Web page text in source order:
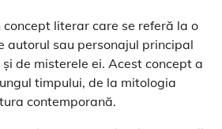
literar care se referă la o
autorul sau personajul principal
de misterele ei. Acest concept a
timpului, de la mitologia
contemporană.